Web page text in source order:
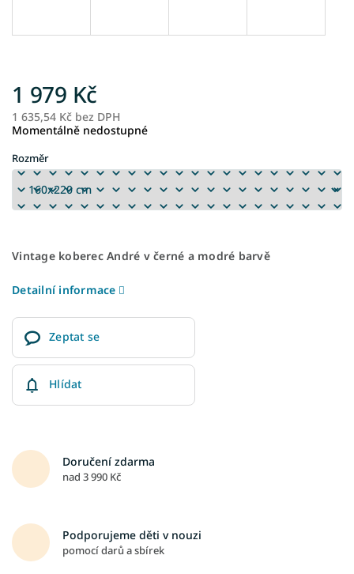
1 979 Kč
1 635,54 Kč bez DPH
Momentálně nedostupné
Rozměr
Vintage koberec André v černé a modré barvě
Detailní informace
Zeptat se
Hlídat
Doručení zdarma
nad 3 990 Kč
Podporujeme děti v nouzi
pomocí darů a sbírek